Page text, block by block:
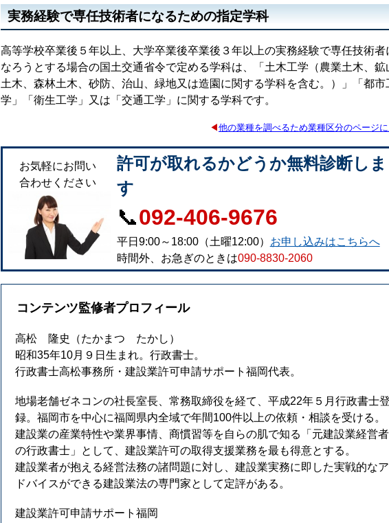
実務経験で専任技術者になるための指定学科
高等学校卒業後５年以上、大学卒業後卒業後３年以上の実務経験で専任技術者
なろうとする場合の国土交通省令で定める学科は、「土木工学（農業土木、鉱
土木、森林土木、砂防、治山、緑地又は造園に関する学科を含む。）」「都市
学」「衛生工学」又は「交通工学」に関する学科です。
◀他の業種を調べるため業種区分のページ
お気軽にお問い
合わせください
許可が取れるかどうか無料診断しま
す
📞092-406-9676
平日9:00～18:00（土曜12:00） お申し込みはこちらへ
時間外、お急ぎのときは090-8830-2060
コンテンツ監修者プロフィール
高松 隆史
（たかまつ たかし）
昭和35年10月９日生まれ。行政書士。
行政書士高松事務所・建設業許可申請サポート福岡代表。
地場老舗ゼネコンの社長室長、常務取締役を経て、平成22年５月行政書士登
録。福岡市を中心に福岡県内全域で年間100件以上の依頼・相談を受ける。
建設業の産業特性や業界事情、商慣習等を自らの肌で知る「元建設業経営者
の行政書士」として、建設業許可の取得支援業務を最も得意とする。
建設業者が抱える経営法務の諸問題に対し、建設業実務に即した実戦的なア
ドバイスができる建設業法の専門家として定評がある。
建設業許可申請サポート福岡